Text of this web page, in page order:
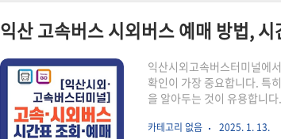
익산 고속버스 시외버스 예매 방법,
익산시외고속버스터미널에
확인이 가장 중요합니다. 특
을 알아두는 것이 유용합니
필요한 수수료 정책과 절차
카테고리 없음 2025. 1. 13.